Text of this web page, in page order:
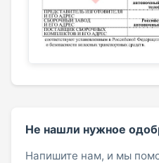
Не нашли нужное
Напишите нам, и мы